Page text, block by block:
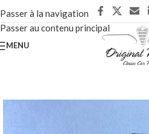
Passer à la navigation
Passer au contenu principal
MENU